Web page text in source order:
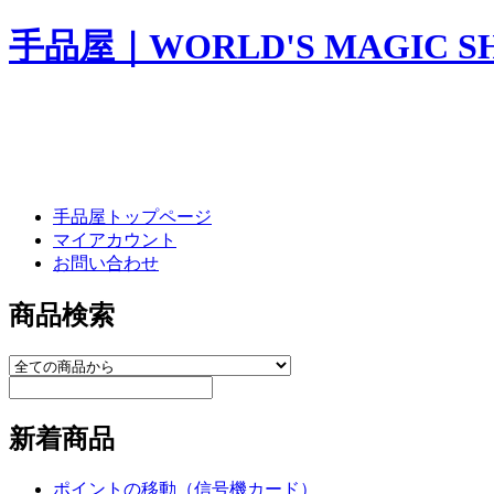
手品屋｜WORLD'S MAGIC
手品屋トップページ
マイアカウント
お問い合わせ
商品検索
新着商品
ポイントの移動（信号機カード）